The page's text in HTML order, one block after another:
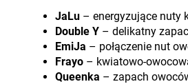
JaLu – energyzujące nuty
Double Y – delikatny
EmiJa – połączenie nut
Frayo – kwiatowo-
Queenka – zapach